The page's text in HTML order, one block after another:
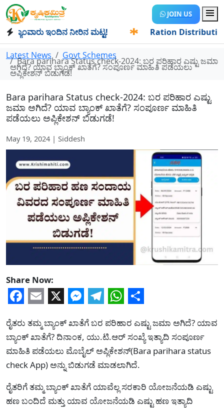
JOIN US
ಇಂದಿನ ನೀರಿನ ಮಟ್ಟ! Ration Distribution-
Latest News Govt Schemes
Bara parihara Status check-2024: ಬರ ಪರಿಹಾರ ಎಷ್ಟು ಜಮಾ
ಅಗಿದೆ? ಯಾವ ಬ್ಯಾಂಕ್ ಖಾತೆಗೆ? ಸಂಪೂರ್ಣ ಮಾಹಿತಿ ಪಡೆಯಲು
ಅಪ್ಲಿಕೇಶನ್ ಬಿಡುಗಡೆ!
Bara parihara Status check-2024: ಬರ ಪರಿಹಾರ ಎಷ್ಟು
ಜಮಾ ಅಗಿದೆ? ಯಾವ ಬ್ಯಾಂಕ್ ಖಾತೆಗೆ? ಸಂಪೂರ್ಣ ಮಾಹಿತಿ
ಪಡೆಯಲು ಅಪ್ಲಿಕೇಶನ್ ಬಿಡುಗಡೆ!
May 19, 2024 | Siddesh
Share Now:
Facebook
Email
X Messenger
Telegram
WhatsApp
Share
ರೈತರು ತಮ್ಮ ಬ್ಯಾಂಕ್ ಖಾತೆಗೆ ಬರ ಪರಿಹಾರ ಎಷ್ಟು ಜಮಾ ಅಗಿದೆ? ಯಾವ
ಬ್ಯಾಂಕ್ ಖಾತೆಗೆ? ದಿನಾಂಕ, ಯು.ಟಿ.ಆರ್ ಸಂಖ್ಯೆ ಇತ್ಯಾದಿ ಸಂಪೂರ್ಣ
ಮಾಹಿತಿ ಪಡೆಯಲು ಮೊಬೈಲ್ ಅಪ್ಲಿಕೇಶನ್(Bara parihara status
check App) ಅನ್ನು ಬಿಡುಗಡೆ ಮಾಡಲಾಗಿದೆ.
ರೈತರಿಗೆ ತಮ್ಮ ಬ್ಯಾಂಕ್ ಖಾತೆಗೆ ಯಾವೆಲ್ಲ ಸರಕಾರಿ ಯೋಜನೆಯಡಿ ಎಷ್ಟು
ಹಣ ಬಂದಿದೆ ಮತ್ತು ಯಾವ ಯೋಜನೆಯಡಿ ಎಷ್ಟು ಹಣ ಇತ್ಯಾದಿ